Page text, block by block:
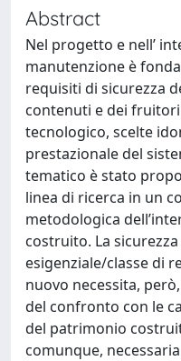
Abstract
Nel progetto e nell’
manutenzione è
requisiti di sicurezza
contenuti e dei
tecnologico, scelte
prestazionale del
tematico è stato
linea di ricerca in un
metodologica
costruito. La
esigenziale/classe di
nuovo necessita,
del confronto con le
del patrimonio
comunque,